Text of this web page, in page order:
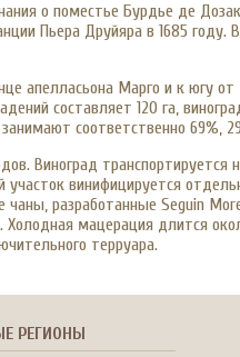
о поместье Бурдье де
Пьера Друйяра в 1685 году.
апелласьона Марго и к югу
составляет 120 га,
соответственно 69%,
Виноград транспортируется
винифицируется
разработанные Seguin
мацерация длится
терруара.
РЕГИОНЫ